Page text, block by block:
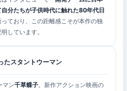
分たちが子供時代に触れた80年代日
っており、この距離感こそが本作の独
しています。
たスタントウーマン
マン千草蝶子。新作アクション映画の